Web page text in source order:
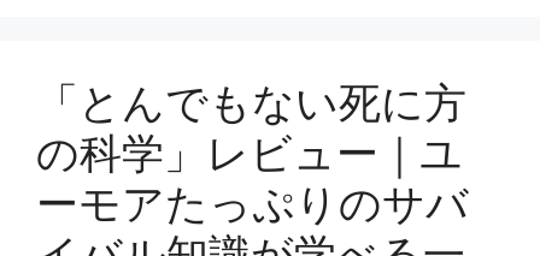
「とんでもない死に方
の科学」レビュー｜ユ
ーモアたっぷりのサバ